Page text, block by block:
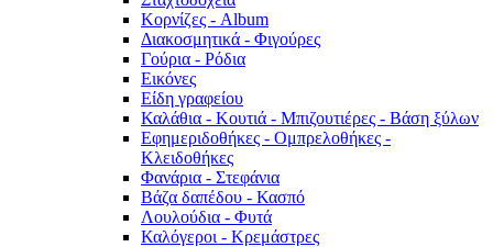
Κορνίζες - Album
Διακοσμητικά - Φιγούρες
Γούρια - Ρόδια
Εικόνες
Είδη γραφείου
Καλάθια - Κουτιά - Μπιζουτιέρες - Βάση ξύλων
Εφημεριδοθήκες - Ομπρελοθήκες -
Κλειδοθήκες
Φανάρια - Στεφάνια
Βάζα δαπέδου - Κασπό
Λουλούδια - Φυτά
Καλόγεροι - Κρεμάστρες